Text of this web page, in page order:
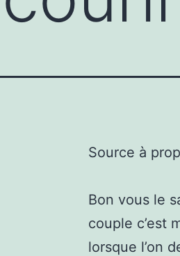
Source à
Bon vous le
couple c’est
lorsque l’on